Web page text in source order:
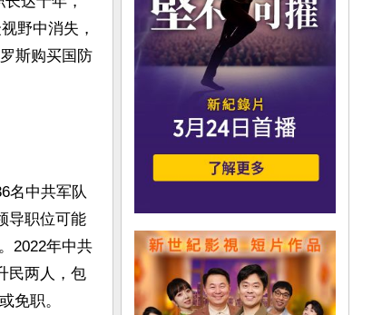
野中消失，
斯购买国防
名中共军队
导职位可能
2022年中共
民两人，包
免职。